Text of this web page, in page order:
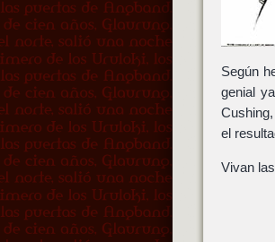
Según
genial
el
Vivan